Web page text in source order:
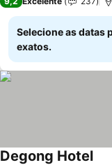
Selecione as datas
exatos.
Degong Hotel